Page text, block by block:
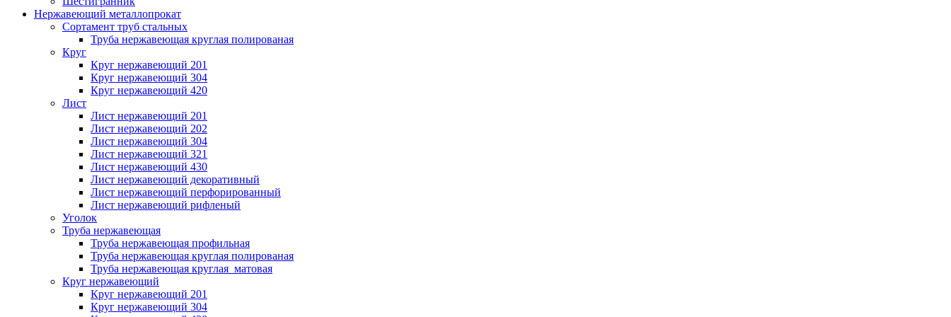
Нержавеющий металлопрокат
Сортамент труб стальных
Труба нержавеющая круглая полированая
Круг
Круг нержавеющий 201
Круг нержавеющий 304
Круг нержавеющий 420
Лист
Лист нержавеющий 201
Лист нержавеющий 202
Лист нержавеющий 304
Лист нержавеющий 321
Лист нержавеющий 430
Лист нержавеющий декоративный
Лист нержавеющий перфорированный
Лист нержавеющий рифленый
Уголок
Труба нержавеющая
Труба нержавеющая профильная
Труба нержавеющая круглая полированая
Труба нержавеющая круглая матовая
Круг нержавеющий
Круг нержавеющий 201
Круг нержавеющий 304